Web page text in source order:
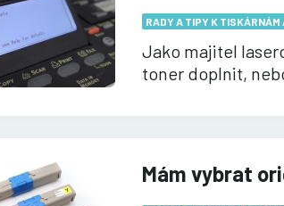
RADY A TIPY K TISKÁRNÁM
Jako majitel
toner doplnit,
Mám vybrat